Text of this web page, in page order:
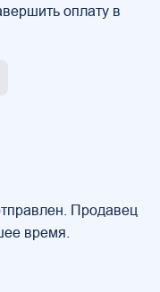
оплату в
Продавец
время.